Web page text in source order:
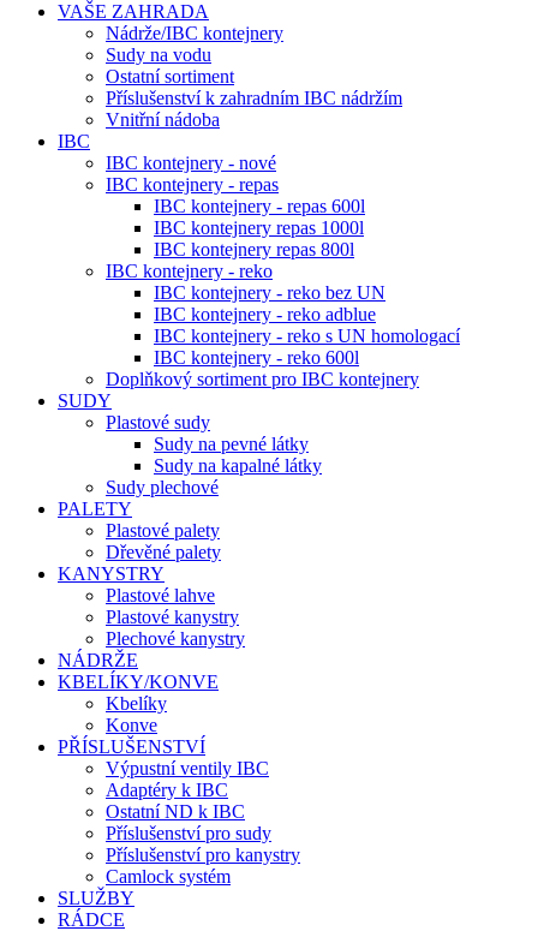
VAŠE ZAHRADA
Nádrže/IBC kontejnery
Sudy na vodu
Ostatní sortiment
Příslušenství k zahradním IBC nádržím
Vnitřní nádoba
IBC
IBC kontejnery - nové
IBC kontejnery - repas
IBC kontejnery - repas 600l
IBC kontejnery repas 1000l
IBC kontejnery repas 800l
IBC kontejnery - reko
IBC kontejnery - reko bez UN
IBC kontejnery - reko adblue
IBC kontejnery - reko s UN homologací
IBC kontejnery - reko 600l
Doplňkový sortiment pro IBC kontejnery
SUDY
Plastové sudy
Sudy na pevné látky
Sudy na kapalné látky
Sudy plechové
PALETY
Plastové palety
Dřevěné palety
KANYSTRY
Plastové lahve
Plastové kanystry
Plechové kanystry
NÁDRŽE
KBELÍKY/KONVE
Kbelíky
Konve
PŘÍSLUŠENSTVÍ
Výpustní ventily IBC
Adaptéry k IBC
Ostatní ND k IBC
Příslušenství pro sudy
Příslušenství pro kanystry
Camlock systém
SLUŽBY
RÁDCE